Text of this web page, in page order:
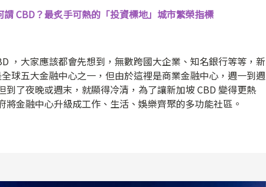
謂 CBD？最炙手可熱的「投資標地」城市繁榮指標
，大家應該都會先想到，無數跨國大企業、知名銀行等等，新
球五大金融中心之一，但由於這裡是商業金融中心，週一到週
到了夜晚或週末，就顯得冷清，為了讓新加坡 CBD 變得更熱
將金融中心升級成工作、生活、娛樂齊聚的多功能社區。